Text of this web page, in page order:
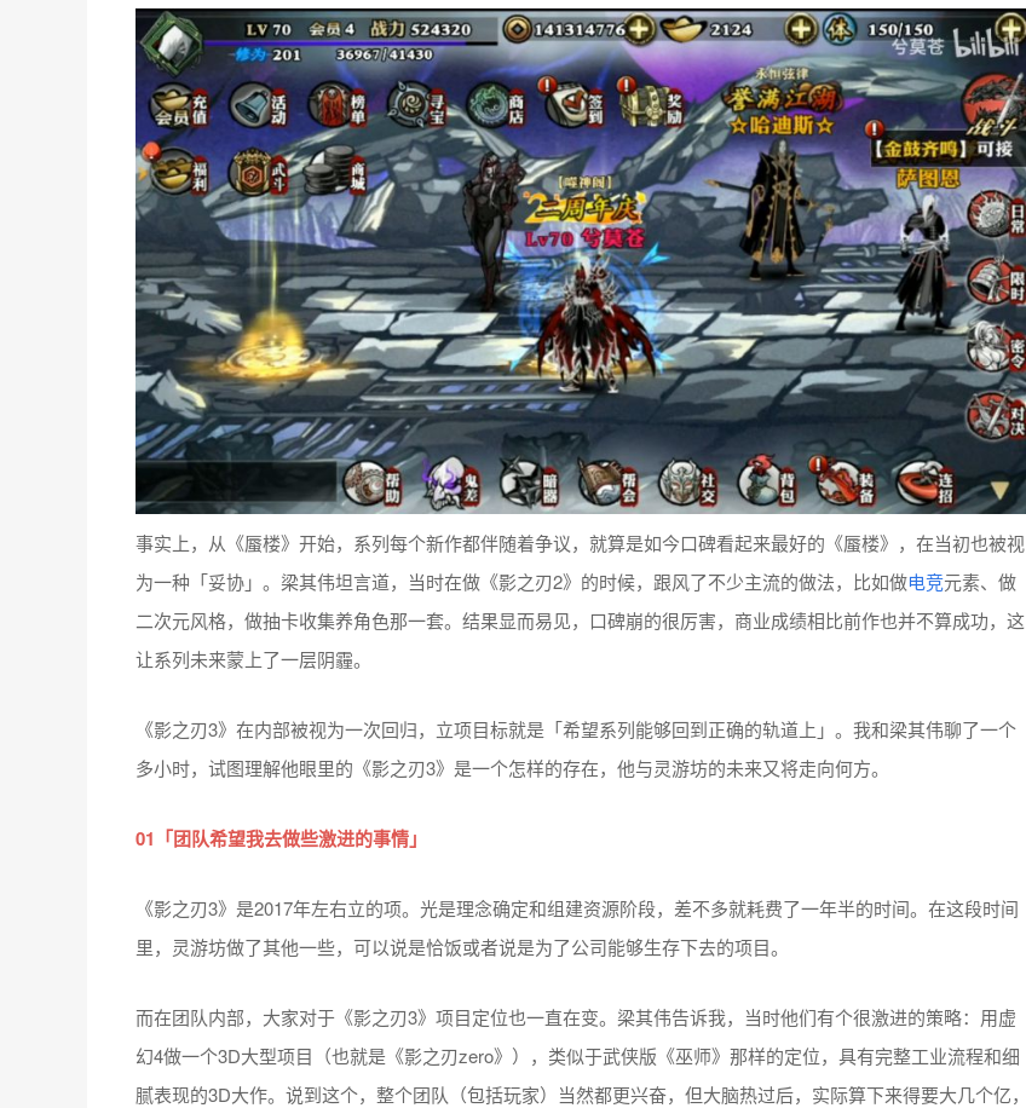
事实上，从《蜃楼》开始，系列每个新作都伴随着争议，就算是如今口碑看起来最好的《蜃楼》，在当初也被视
为一种「妥协」。梁其伟坦言道，当时在做《影之刃2》的时候，跟风了不少主流的做法，比如做电竞元素、做
二次元风格，做抽卡收集养角色那一套。结果显而易见，口碑崩的很厉害，商业成绩相比前作也并不算成功，这
让系列未来蒙上了一层阴霾。
《影之刃3》在内部被视为一次回归，立项目标就是「希望系列能够回到正确的轨道上」。我和梁其伟聊了一个
多小时，试图理解他眼里的《影之刃3》是一个怎样的存在，他与灵游坊的未来又将走向何方。
01「团队希望我去做些激进的事情」
《影之刃3》是2017年左右立的项。光是理念确定和组建资源阶段，差不多就耗费了一年半的时间。在这段时间
里，灵游坊做了其他一些，可以说是恰饭或者说是为了公司能够生存下去的项目。
而在团队内部，大家对于《影之刃3》项目定位也一直在变。梁其伟告诉我，当时他们有个很激进的策略：用虚
幻4做一个3D大型项目（也就是《影之刃zero》），类似于武侠版《巫师》那样的定位，具有完整工业流程和细
腻表现的3D大作。说到这个，整个团队（包括玩家）当然都更兴奋，但大脑热过后，实际算下来得要大几个亿，